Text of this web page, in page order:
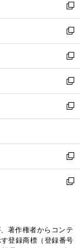
く
で
開
く
ド
ウ
で
開
く
ィ
ン
ド
ウ
で
開
く
い
ウ
ィ
ン
ド
ウ
で
開
く
新
し
い
ウ
ィ
ン
ド
ウ
で
開
新
し
い
ウ
ィ
ン
ド
ウ
開
く
新
し
い
ウ
ィ
ン
ウ
で
開
く
新
し
い
ウ
ン
ド
ウ
で
新
し
ウ
ィ
ン
ド
く
新
し
い
ド
ウ
新
ィ
ン
著作権者からコンテ
登録商標（登録番号